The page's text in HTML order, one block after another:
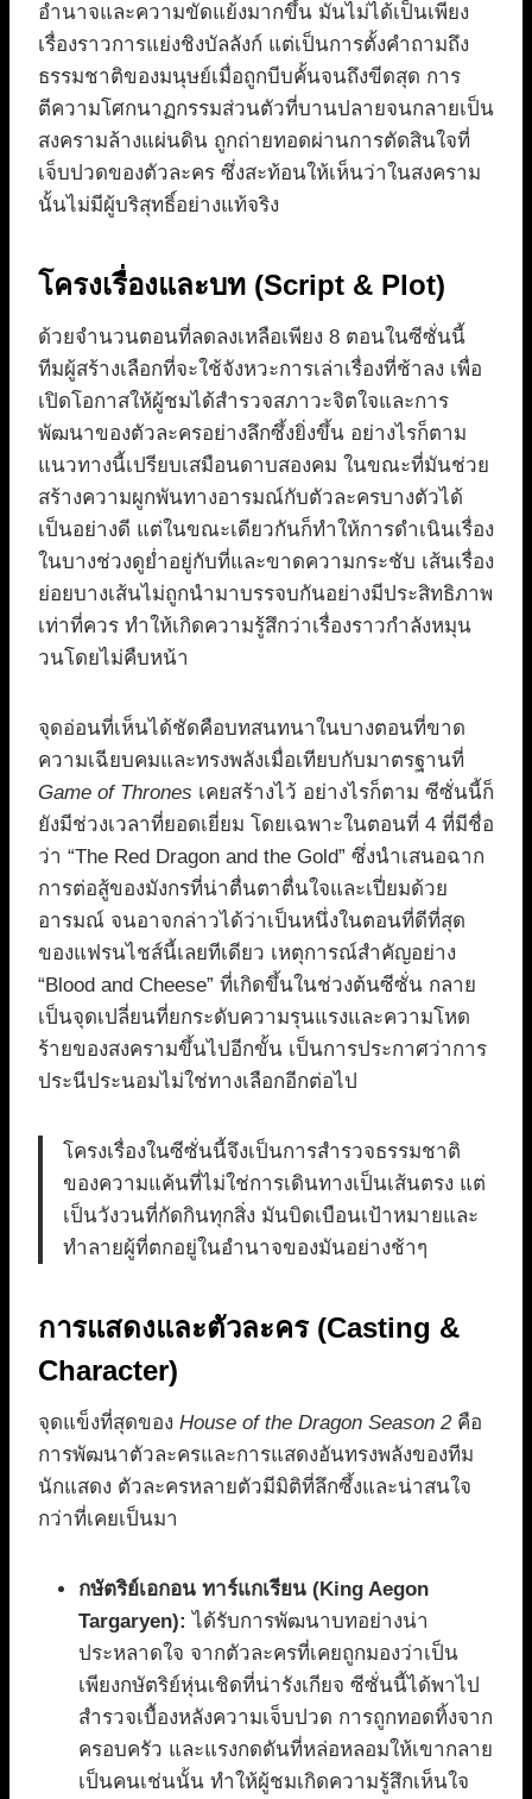
อำนาจและความขัดแย้งมากขึ้น มันไม่ได้เป็นเพียง
เรื่องราวการแย่งชิงบัลลังก์ แต่เป็นการตั้งคำถามถึง
ธรรมชาติของมนุษย์เมื่อถูกบีบคั้นจนถึงขีดสุด การ
ตีความโศกนาฏกรรมส่วนตัวที่บานปลายจนกลายเป็น
สงครามล้างแผ่นดิน ถูกถ่ายทอดผ่านการตัดสินใจที่
เจ็บปวดของตัวละคร ซึ่งสะท้อนให้เห็นว่าในสงคราม
นั้นไม่มีผู้บริสุทธิ์อย่างแท้จริง
โครงเรื่องและบท (Script & Plot)
ด้วยจำนวนตอนที่ลดลงเหลือเพียง 8 ตอนในซีซั่นนี้
ทีมผู้สร้างเลือกที่จะใช้จังหวะการเล่าเรื่องที่ช้าลง เพื่อ
เปิดโอกาสให้ผู้ชมได้สำรวจสภาวะจิตใจและการ
พัฒนาของตัวละครอย่างลึกซึ้งยิ่งขึ้น อย่างไรก็ตาม
แนวทางนี้เปรียบเสมือนดาบสองคม ในขณะที่มันช่วย
สร้างความผูกพันทางอารมณ์กับตัวละครบางตัวได้
เป็นอย่างดี แต่ในขณะเดียวกันก็ทำให้การดำเนินเรื่อง
ในบางช่วงดูย่ำอยู่กับที่และขาดความกระชับ เส้นเรื่อง
ย่อยบางเส้นไม่ถูกนำมาบรรจบกันอย่างมีประสิทธิภาพ
เท่าที่ควร ทำให้เกิดความรู้สึกว่าเรื่องราวกำลังหมุน
วนโดยไม่คืบหน้า
จุดอ่อนที่เห็นได้ชัดคือบทสนทนาในบางตอนที่ขาด
ความเฉียบคมและทรงพลังเมื่อเทียบกับมาตรฐานที่
Game of Thrones เคยสร้างไว้ อย่างไรก็ตาม ซีซั่นนี้ก็
ยังมีช่วงเวลาที่ยอดเยี่ยม โดยเฉพาะในตอนที่ 4 ที่มีชื่อ
ว่า “The Red Dragon and the Gold” ซึ่งนำเสนอฉาก
การต่อสู้ของมังกรที่น่าตื่นตาตื่นใจและเปี่ยมด้วย
อารมณ์ จนอาจกล่าวได้ว่าเป็นหนึ่งในตอนที่ดีที่สุด
ของแฟรนไชส์นี้เลยทีเดียว เหตุการณ์สำคัญอย่าง
“Blood and Cheese” ที่เกิดขึ้นในช่วงต้นซีซั่น กลาย
เป็นจุดเปลี่ยนที่ยกระดับความรุนแรงและความโหด
ร้ายของสงครามขึ้นไปอีกขั้น เป็นการประกาศว่าการ
ประนีประนอมไม่ใช่ทางเลือกอีกต่อไป
โครงเรื่องในซีซั่นนี้จึงเป็นการสำรวจธรรมชาติ
ของความแค้นที่ไม่ใช่การเดินทางเป็นเส้นตรง แต่
เป็นวังวนที่กัดกินทุกสิ่ง มันบิดเบือนเป้าหมายและ
ทำลายผู้ที่ตกอยู่ในอำนาจของมันอย่างช้าๆ
การแสดงและตัวละคร (Casting &
Character)
จุดแข็งที่สุดของ House of the Dragon Season 2คือ
การพัฒนาตัวละครและการแสดงอันทรงพลังของทีม
นักแสดง ตัวละครหลายตัวมีมิติที่ลึกซึ้งและน่าสนใจ
กว่าที่เคยเป็นมา
กษัตริย์เอกอน ทาร์แกเรียน (King Aegon
Targaryen): ได้รับการพัฒนาบทอย่างน่า
ประหลาดใจ จากตัวละครที่เคยถูกมองว่าเป็น
เพียงกษัตริย์หุ่นเชิดที่น่ารังเกียจ ซีซั่นนี้ได้พาไป
สำรวจเบื้องหลังความเจ็บปวด การถูกทอดทิ้งจาก
ครอบครัว และแรงกดดันที่หล่อหลอมให้เขากลาย
เป็นคนเช่นนั้น ทำให้ผู้ชมเกิดความรู้สึกเห็นใจ